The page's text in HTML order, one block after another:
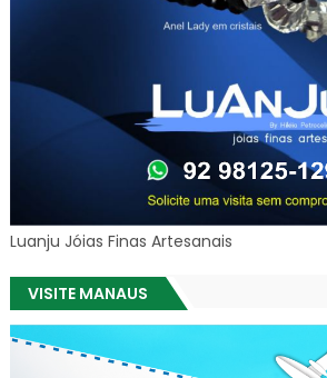
Luanju Jóias Finas Artesanais
VISITE MANAUS